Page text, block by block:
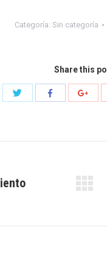
Categoría: Sin categoría
Share this
CompartirCompartir